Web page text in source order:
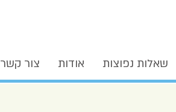
שאלות נפוצות אודות צור קשר